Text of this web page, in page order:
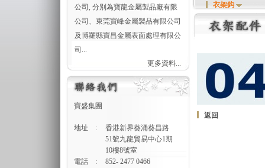
公司, 分別為寶龍金屬製品廠有限
公司、東莞寶峰金屬製品有限公司
及博羅縣寶昌金屬表面處理有限公
司...
更多資料...
寶盛集團
地址 :
香港新界葵涌葵昌路
51號九龍貿易中心1期
10樓8號室
電話
:
852- 2477 0466
衣架鈎
返回